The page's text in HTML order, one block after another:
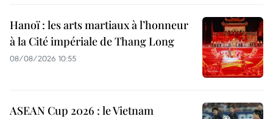
Hanoï : les arts martiaux à l’honneur
à la Cité impériale de Thang Long
08/08/2026 10:55
ASEAN Cup 2026 : le Vietnam